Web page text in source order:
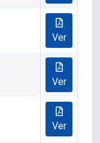
Ver
Ver
Ver